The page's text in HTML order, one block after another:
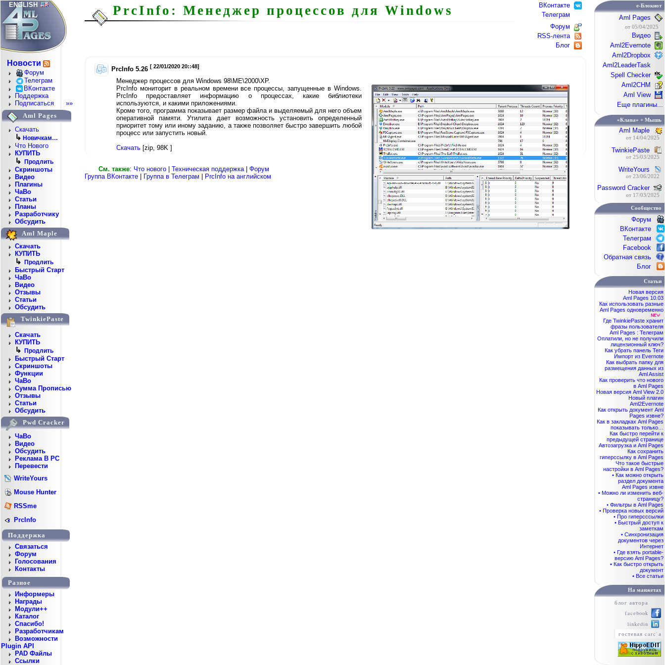
ENGLISH
Новости
Форум
Телеграм
ВКонтакте
Поддержка
Подписаться
»»
Aml Pages
Скачать
↳ Новичкам…
Что Нового
КУПИТЬ
↳ Продлить
Скриншоты
Видео
Плагины
ЧаВо
Статьи
Планы
Разработчику
Обсудить
Aml Maple
Скачать
КУПИТЬ
↳ Продлить
Быстрый Старт
ЧаВо
Видео
Отзывы
Статьи
Обсудить
TwinkiePaste
Скачать
КУПИТЬ
↳ Продлить
Быстрый Старт
Скриншоты
Функции
ЧаВо
Сумма Прописью
Отзывы
Статьи
Обсудить
Pwd Cracker
ЧаВо
Видео
Обсудить
Реклама В PC
Перевести
WriteYours
Mouse Hunter
RSSme
PrcInfo
Поддержка
Cвязаться
Форум
Голосования
Контакты
Разное
Информеры
Награды
Модули++
Каталог
Спасибо!
Разработчикам
Возможности
Plugin API
PAD Файлы
Ссылки
PrcInfo: Менеджер процессов для Windows
ВКонтакте
Телеграм
Форум
RSS-лента
Блог
PrcInfo 5.26 [ 22/01/2020 20::48]
Менеджер процессов для Windows 98\ME\2000\XP.
PrcInfo мониторит в реальном времени все процессы, запущенные в Windows.
PrcInfo предоставляет информацию о процессах, какие библиотеки
используются, и какими приложениями.
Кроме того, программа показывает размер файла и выделяемый для него объем
оперативной памяти. Утилита дает возможность установить определенный
приоритет тому или иному заданию, а также позволяет быстро завершить любой
процесс или запустить новый.
Скачать [zip, 98K ]
См. также: Что нового Техническая поддержка| Форум
Группа ВКонтакте
Группа в Телеграм PrcInfo на английском
e-Блокнот
Aml Pages
от 05/04/2025
Видео
Aml2Evernote
Aml2Dropbox
Aml2LeaderTask
Spell Checker
Aml2CHM
Aml View
Еще плагины...
«Клава» + Мышь
Aml Maple
от 14/04/2025
TwinkiePaste
от 25/03/2025
WriteYours
от 23/06/2022
Password Cracker
от 17/03/2025
Сообщество
Форум
ВКонтакте
Телеграм
Facebook
Обратная связь
Блог
Статьи
Новая версия
Aml Pages 10.03
Как использовать разные
Aml Pages одновременно
Где TwinkiePaste хранит
фразы пользователя
Aml Pages : Телеграм
Оплатили, но не получили
лицензионный ключ?
Как убрать панель Теги
Импорт из Evernote
Как выбрать папку для
размещения данных из
Aml Assist
Как проверить что нового
в Aml Pages
Новая версия Aml View 2.0
Новый плагин
Aml2Evernote
Как открыть документ Aml
Pages извне?
Как в закладках Aml Pages
показывать только…
Как быстро перейти к
предыдущей странице
Автозагрузка и Aml Pages
Как сохранить
гиперссылку в Aml Pages
Что такое быстрые
настройки в Aml Pages?
• Как можно открыть
раздел документа
Aml Pages извне
• Можно ли изменить веб-
страницу?
• Фильтры в Aml Pages
• Проверка новых версий
• Про гиперсссылки
• Быстрый доступ к
заметкам
• Синхронизация
документов через
Интернет
• Где взять portable-
версию Aml Pages?
• Как быстро открыть
документ
• Все статьи
На манжетах
блог автора
facebook
linkedin
гостевая carc`а